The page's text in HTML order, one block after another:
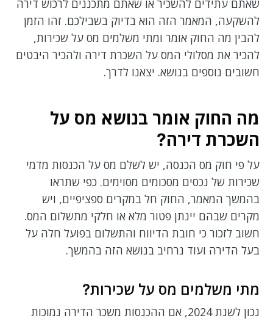
שאתם עתידים להשכיר או שאתם מתכננים לרכוש דירה
להשקעה, המאמר הזה הוא בדיוק בשבילכם. זהו הזמן
להבין מה החוק אומר ומתי משלמים מס על שכירות,
להכיר את מסלולי המס על השכרת דירה ולהכיר היבטים
חשובים נוספים בנושא. יצאנו לדרך.
מה החוק אומר בנושא מס על
השכרת דירה?
על פי חוק מס הכנסה, יש לשלם מס על הכנסות מדמי
שכירות של נכסים מסכומים מסוימים. כפי שתראו
בהמשך המאמר, החוק חל במקרים ספציפיים, ויש
מקרים שבהם יינתן פטור מלא או חלקי מתשלום המס.
חשוב לזכור כי חובת הדיווח והתשלום בפועל חלה על
בעל הדירה ועוד נרחיב בנושא הזה בהמשך.
מתי משלמים מס על שכירות?
נכון לשנת 2024, אם ההכנסות משכר הדירה נמוכות